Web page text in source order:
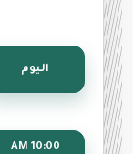
اليوم
10:00 AM